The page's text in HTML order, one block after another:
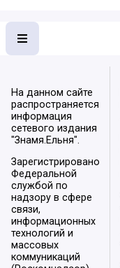
На данном сайте
распространяется
информация
сетевого издания
"Знамя.Ельня".
Зарегистрировано
Федеральной
службой по
надзору в сфере
связи,
информационных
технологий и
массовых
коммуникаций